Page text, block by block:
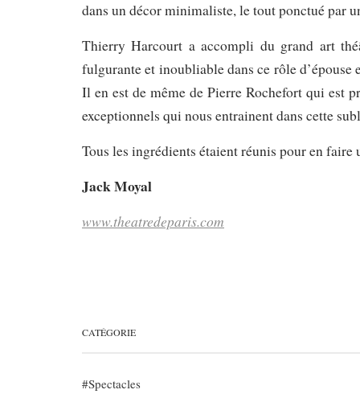
dans un décor minimaliste, le tout ponctué par
Thierry Harcourt a accompli du grand art
fulgurante et inoubliable dans ce rôle
Il en est de même de Pierre Rochefort qui est
exceptionnels qui nous entrainent dans cette
Tous les ingrédients étaient réunis pour en
Jack Moyal
www.theatredeparis.com
CATÉGORIE
Spectacles